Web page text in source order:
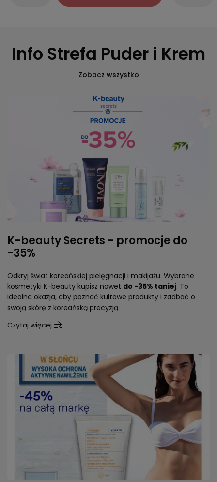
Info Strefa Puder i Krem
Zobacz wszystko
K-beauty Secrets - promocje do
-35%
Odkryj świat koreańskiej pielęgnacji i makijażu. Wybrane
kosmetyki K-beauty kupisz nawet do -35% taniej. To
idealna okazja, aby poznać kultowe produkty i zadbać o
swoją skórę z koreańską precyzją.
Czytaj więcej